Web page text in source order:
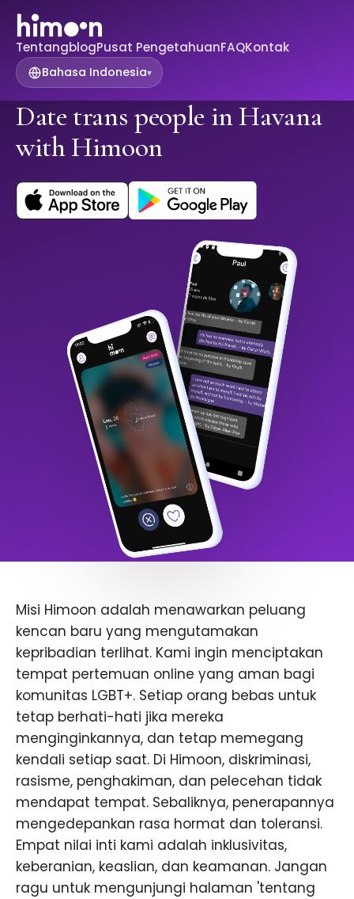
TentangblogPusat PengetahuanFAQKontak
Bahasa Indonesia▾
Date trans people in Havana
with Himoon
Misi Himoon adalah menawarkan peluang
kencan baru yang mengutamakan
kepribadian terlihat. Kami ingin menciptakan
tempat pertemuan online yang aman bagi
komunitas LGBT+. Setiap orang bebas untuk
tetap berhati-hati jika mereka
menginginkannya, dan tetap memegang
kendali setiap saat. Di Himoon, diskriminasi,
rasisme, penghakiman, dan pelecehan tidak
mendapat tempat. Sebaliknya, penerapannya
mengedepankan rasa hormat dan toleransi.
Empat nilai inti kami adalah inklusivitas,
keberanian, keaslian, dan keamanan. Jangan
ragu untuk mengunjungi halaman 'tentang